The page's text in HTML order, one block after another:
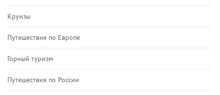
Круизы
Путешествия по Европе
Горный туризм
Путешествия по России